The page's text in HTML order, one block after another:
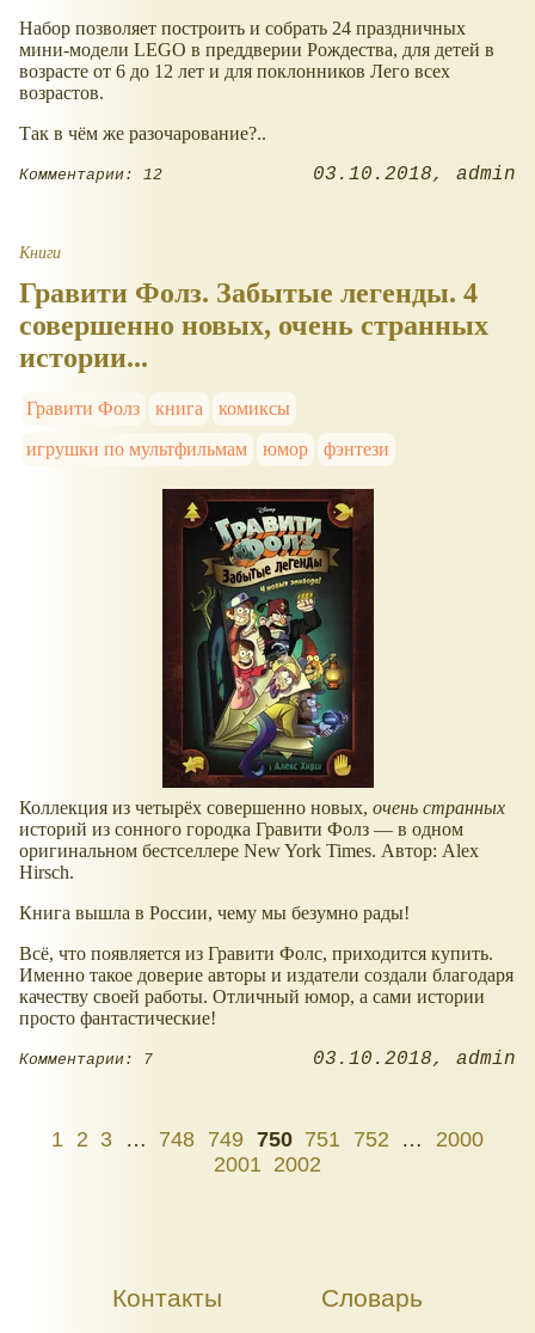
Набор позволяет построить и собрать 24 праздничных
мини-модели LEGO в преддверии Рождества, для детей в
возрасте от 6 до 12 лет и для поклонников Лего всех
возрастов.
Так в чём же разочарование?..
Комментарии: 12 03.10.2018 admin
Книги
Гравити Фолз. Забытые легенды. 4
совершенно новых, очень странных
истории...
Гравити Фолз книга
комиксы
игрушки по мультфильмам
юмор фэнтези
Коллекция из четырёх совершенно новых, очень странных
историй из сонного городка Гравити Фолз — в одном
оригинальном бестселлере New York Times. Автор: Alex
Hirsch.
Книга вышла в России, чему мы безумно рады!
Всё, что появляется из Гравити Фолс, приходится купить.
Именно такое доверие авторы и издатели создали благодаря
качеству своей работы. Отличный юмор, а сами истории
просто фантастические!
Комментарии: 7 03.10.2018 admin
1 2 3 … 748 749 750 751 752 …
2000
2001 2002
Контакты Словарь